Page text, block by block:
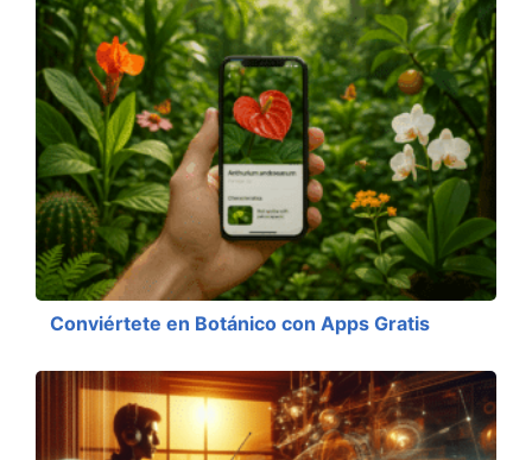
Conviértete en Botánico con Apps Gratis